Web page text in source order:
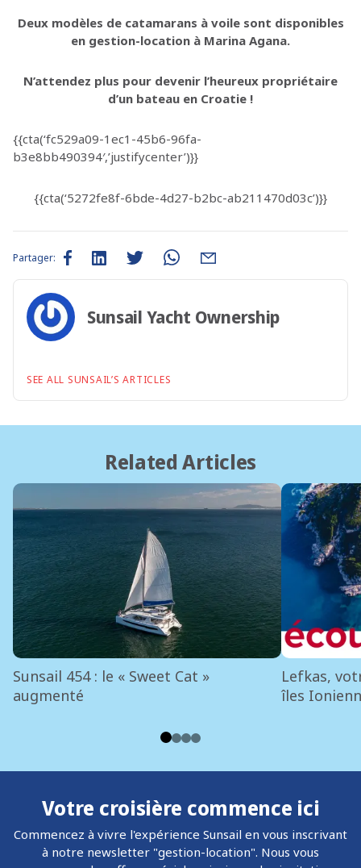
Deux modèles de catamarans à voile sont disponibles
en gestion-location à Marina Agana.
N’attendez plus pour devenir l’heureux propriétaire
d’un bateau en Croatie !
{{cta(‘fc529a09-1ec1-45b6-96fa-
b3e8bb490394′,’justifycenter’)}}
{{cta(‘5272fe8f-6bde-4d27-b2bc-ab211470d03c’)}}
Partager:
Sunsail Yacht Ownership
SEE ALL SUNSAIL’S ARTICLES
Related Articles
Sunsail 454 : le « Sweet Cat »
augmenté
Lefkas,
îles
Votre croisière commence ici
Commencez à vivre l'expérience Sunsail en vous inscrivant
à notre newsletter "gestion-location". Nous vous